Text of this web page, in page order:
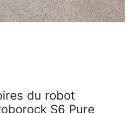
du robot
S6 Pure